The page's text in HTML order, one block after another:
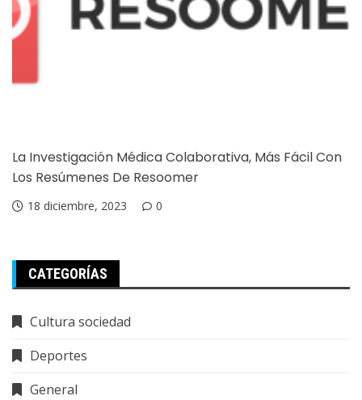
La Investigación Médica Colaborativa, Más Fácil Con
Los Resúmenes De Resoomer
18 diciembre, 2023 0
CATEGORÍAS
Cultura sociedad
Deportes
General